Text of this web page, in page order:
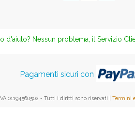
d'aiuto? Nessun problema, il Servizio
Pagamenti sicuri con
01194560502 - Tutti i diritti sono riservati | Termini